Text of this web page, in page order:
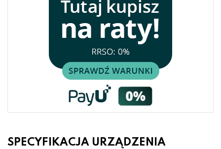
SPECYFIKACJA URZĄDZENIA